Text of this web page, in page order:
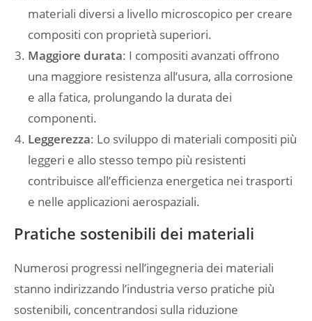
materiali diversi a livello microscopico per creare
compositi con proprietà superiori.
Maggiore durata: I compositi avanzati offrono
una maggiore resistenza all’usura, alla corrosione
e alla fatica, prolungando la durata dei
componenti.
Leggerezza: Lo sviluppo di materiali compositi più
leggeri e allo stesso tempo più resistenti
contribuisce all’efficienza energetica nei trasporti
e nelle applicazioni aerospaziali.
Pratiche sostenibili dei materiali
Numerosi progressi nell’ingegneria dei materiali
stanno indirizzando l’industria verso pratiche più
sostenibili, concentrandosi sulla riduzione